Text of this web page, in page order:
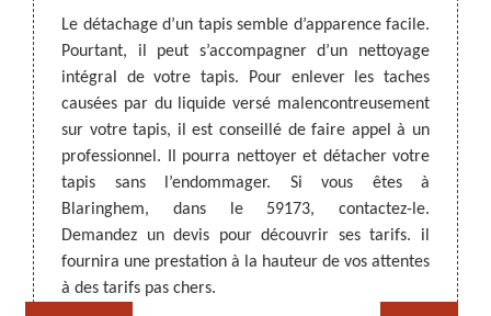
ARTISAN DEZITTER, REMPAILLAGE -
CANNAGE - RECOLLAGE, 59 NORD
Rempaillage fauteuil,
Cannage fauteuil, chaises
tapis
un
il
À
un
le
Le détachage d’un tapis semble d’apparence facile.
Pourtant, il peut s’accompagner d’un nettoyage
intégral de votre tapis. Pour enlever les taches
causées par du liquide versé malencontreusement
sur votre tapis, il est conseillé de faire appel à un
professionnel. Il pourra nettoyer et détacher votre
tapis sans l’endommager. Si vous êtes à
Blaringhem, dans le 59173, contactez-le.
Demandez un devis pour découvrir ses tarifs. il
fournira une prestation à la hauteur de vos attentes
à des tarifs pas chers.
Vous
soit
le
et